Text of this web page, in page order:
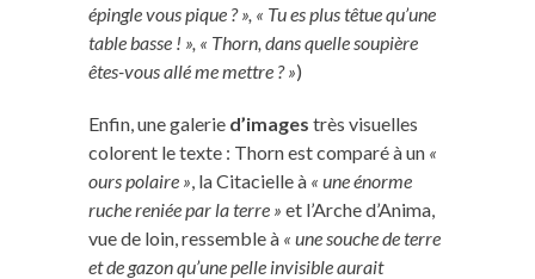
épingle vous pique ? », « Tu es plus têtue qu’une
table basse ! », « Thorn, dans quelle soupière
êtes-vous allé me mettre ? »)
Enfin, une galerie d’images très visuelles
colorent le texte : Thorn est comparé à un «
ours polaire » , la Citacielle à « une énorme
ruche reniée par la terre » et l’Arche d’Anima,
vue de loin, ressemble à « une souche de terre
et de gazon qu’une pelle invisible aurait